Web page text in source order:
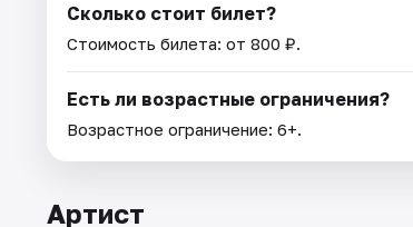
Сколько стоит билет?
Стоимость билета: от 800 ₽.
Есть ли возрастные ограничения?
Возрастное ограничение: 6+.
Артист